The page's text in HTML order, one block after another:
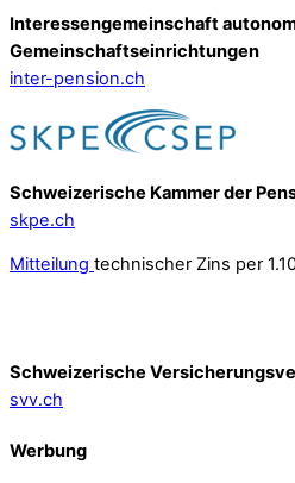
Interessengemeinschaft
Gemeinschafts­einrichtungen
inter-pension.ch
Schweizerische Kammer der
skpe.ch
Mitteilung technischer Zins per
Schweizerische
svv.ch
Werbung